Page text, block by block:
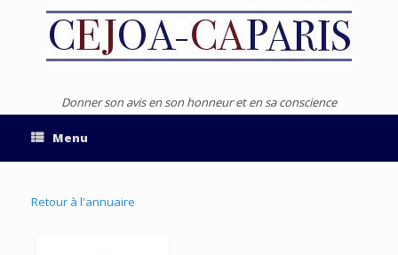
Donner son avis en son honneur et en sa conscience
Menu
Retour à l'annuaire